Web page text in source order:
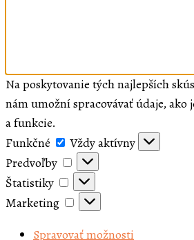
Na poskytovanie tých najlepších
nám umožní spracovávať údaje,
a funkcie.
Funkčné
Funkčné
Vždy aktívny
Predvoľby
Predvoľby
Štatistiky
Štatistiky
Marketing
Marketing
Spravovať možnosti